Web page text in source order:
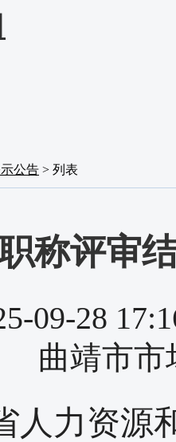
公告 > 列表
称评审
09-28
曲靖市
人力资源